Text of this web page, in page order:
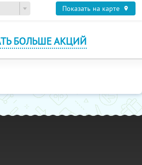
Показать на карте
БОЛЬШЕ АКЦИЙ